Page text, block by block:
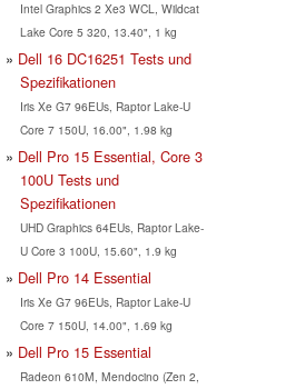
Intel Graphics 2 Xe3 WCL, Wildcat
Lake Core 5 320, 13.40", 1 kg
Dell 16 DC16251 Tests und
Spezifikationen
Iris Xe G7 96EUs, Raptor Lake-U
Core 7 150U, 16.00", 1.98 kg
Dell Pro 15 Essential, Core 3
100U Tests und
Spezifikationen
UHD Graphics 64EUs, Raptor Lake-
U Core 3 100U, 15.60", 1.9 kg
Dell Pro 14 Essential
Iris Xe G7 96EUs, Raptor Lake-U
Core 7 150U, 14.00", 1.69 kg
Dell Pro 15 Essential
Radeon 610M, Mendocino (Zen 2,